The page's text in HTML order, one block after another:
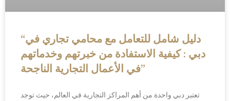
“دليل شامل للتعامل مع محامي تجاري في
دبي : كيفية الاستفادة من خبرتهم وخدماتهم
في الأعمال التجارية الناجحة”
تعتبر دبي واحدة من أهم المراكز التجارية في العالم، حيث توجد